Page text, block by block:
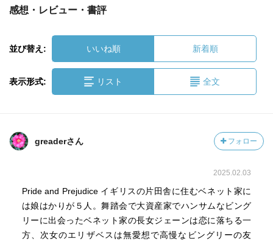
感想・レビュー・書評
並び替え: いいね順 新着順
表示形式: リスト 全文
greaderさん フォロー
2025.02.03
Pride and Prejudice イギリスの片田舎に住むベネット家に
は娘はかりが５人。舞踏会で大資産家でハンサムなビング
リーに出会ったベネット家の長女ジェーンは恋に落ちる一
方、次女のエリザベスは無愛想で高慢なビングリーの友